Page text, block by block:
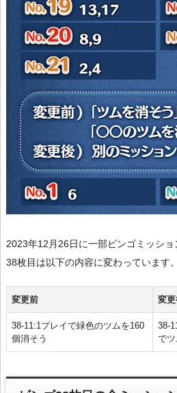
2023年12月26日に一部ビンゴミッショ
38枚目は以下の内容に変わっています。
変更前 変更
38-11:1プレイで緑色のツムを160
個消そう
38-
でツ